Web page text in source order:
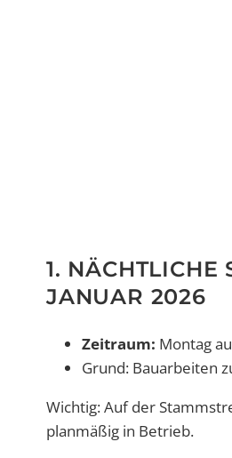
1. NÄCHTLICHE
JANUAR 2026
Zeitraum: Montag
Grund: Bauarbeiten
Wichtig: Auf der
planmäßig in Betrieb.